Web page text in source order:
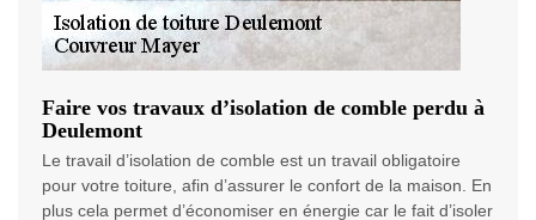
Faire vos travaux d’isolation de comble perdu à
Deulemont
Le travail d’isolation de comble est un travail obligatoire
pour votre toiture, afin d’assurer le confort de la maison. En
plus cela permet d’économiser en énergie car le fait d’isoler